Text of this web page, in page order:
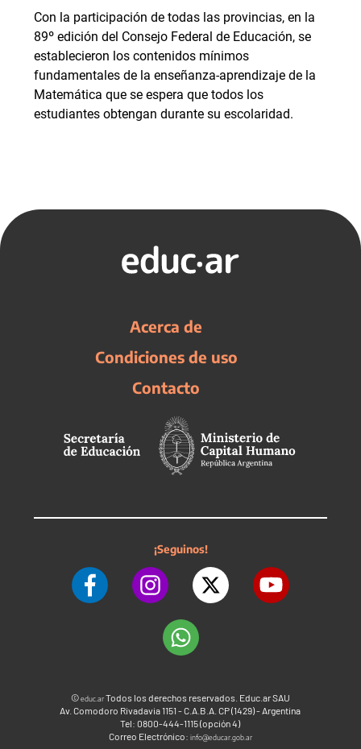
Con la participación de todas las provincias, en la
89º edición del Consejo Federal de Educación, se
establecieron los contenidos mínimos
fundamentales de la enseñanza-aprendizaje de la
Matemática que se espera que todos los
estudiantes obtengan durante su escolaridad.
Acerca de
Condiciones de uso
Contacto
¡Seguinos!
©educ.arTodos los derechos reservados. Educ.ar SAU
Av. Comodoro Rivadavia 1151 - C.A.B.A. CP (1429) - Argentina
Tel: 0800-444-1115 (opción 4)
Correo Electrónico: info@educar.gob.ar